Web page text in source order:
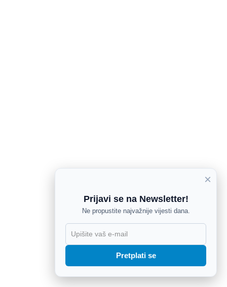
×
Prijavi se na Newsletter!
Ne propustite najvažnije vijesti dana.
Pretplati se